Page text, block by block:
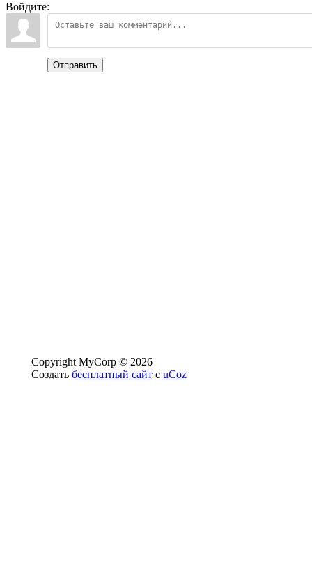
Войдите:
Отправить
Copyright MyCorp © 2026
Создать бесплатный сайт с uCoz